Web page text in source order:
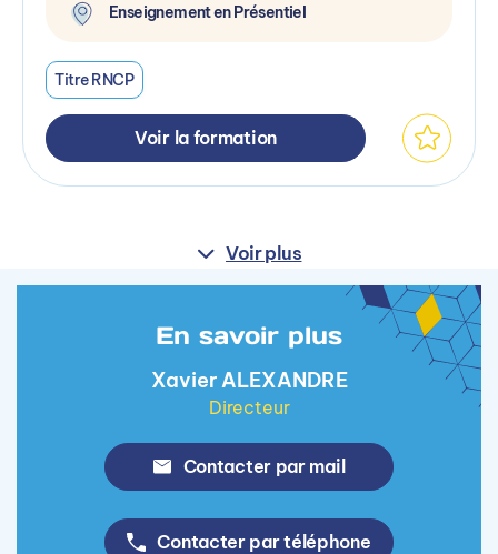
Enseignement en Présentiel
Titre RNCP
Voir la formation
Voir plus
En savoir plus
Xavier ALEXANDRE
Directeur
Contacter par mail
Contacter par téléphone